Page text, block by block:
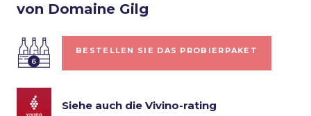
von Domaine Gilg
BESTELLEN SIE DAS PROBIERPAKET
Siehe auch die Vivino-rating